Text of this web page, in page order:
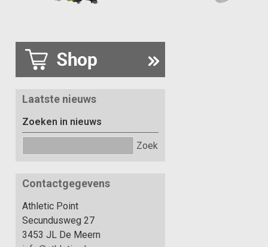
Laatste nieuws
Zoeken in nieuws
Zoek
Contactgegevens
Athletic Point
Secundusweg 27
3453 JL De Meern